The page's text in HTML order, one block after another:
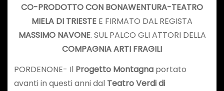
CO-PRODOTTO CON BONAWENTURA-TEATRO
MIELA DI TRIESTE E FIRMATO DAL REGISTA
MASSIMO NAVONE. SUL PALCO GLI ATTORI DELLA
COMPAGNIA ARTI FRAGILI
PORDENONE- Il Progetto Montagnaportato
avanti in questi anni dal Teatro Verdi di